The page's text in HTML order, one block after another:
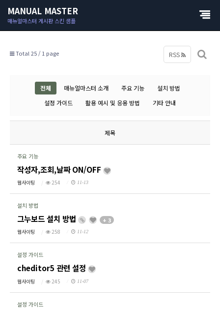
MANUAL MASTER
매뉴얼마스터 게시판 스킨 샘플
Total 25 / 1 page RSS
전체 매뉴얼마스터 소개 주요 기능
설치 방법
설정 가이드
활용 예시 및 응용 방법 기타 안내
제목
주요 기능
작성자,조회,날짜 ON/OFF
웹사이팅 254 11-13
설치 방법
그누보드 설치 방법 + 3
웹사이팅 258 11-12
설정 가이드
cheditor5 관련 설정
웹사이팅 245 11-07
설정 가이드